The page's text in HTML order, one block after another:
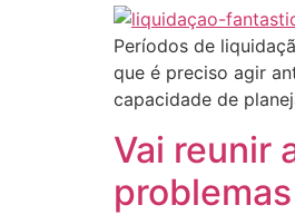
Períodos de
que é preciso agir
capacidade de
Vai reunir